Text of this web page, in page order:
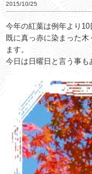
2015/10/25
今年の紅葉は例年より10
既に真っ赤に染まった
ます。
今日は日曜日と言う事も